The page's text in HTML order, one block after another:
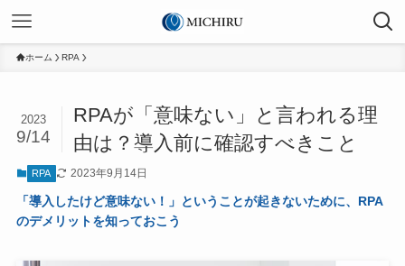
ホーム RPA
RPAが「意味ない」と言われる理
由は？導入前に確認すべきこと
2023
9/14
RPA 2023年9月14日
「導入したけど意味ない！」ということが起きないために、RPA
のデメリットを知っておこう